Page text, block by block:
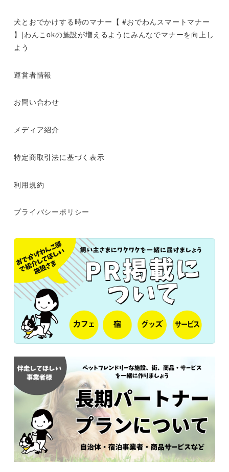
犬とおでかけする時のマナー【 #おでわんスマートマナー
】|わんこokの施設が増えるようにみんなでマナーを向上し
よう
運営者情報
お問い合わせ
メディア紹介
特定商取引法に基づく表示
利用規約
プライバシーポリシー